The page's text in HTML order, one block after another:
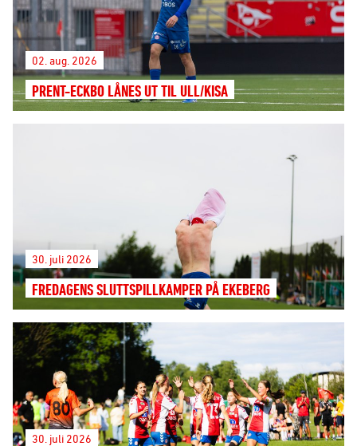
02. aug. 2026
PRENT-ECKBO LÅNES UT TIL ULL/KISA
30. juli 2026
FREDAGENS SLUTTSPILLKAMPER PÅ EKEBERG
30. juli 2026